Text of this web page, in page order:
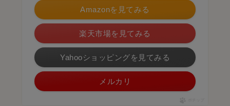
Amazonを見てみる
楽天市場を見てみる
Yahooショッピングを見てみる
メルカリ